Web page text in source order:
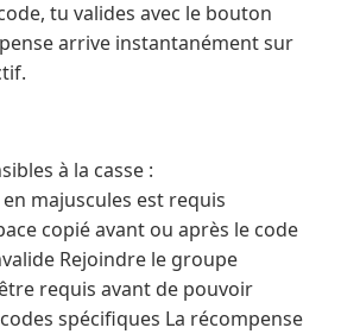
tu valides avec le bouton
arrive instantanément sur
à la casse :
en majuscules est requis
copié avant ou après le code
Rejoindre le groupe
requis avant de pouvoir
spécifiques La récompense